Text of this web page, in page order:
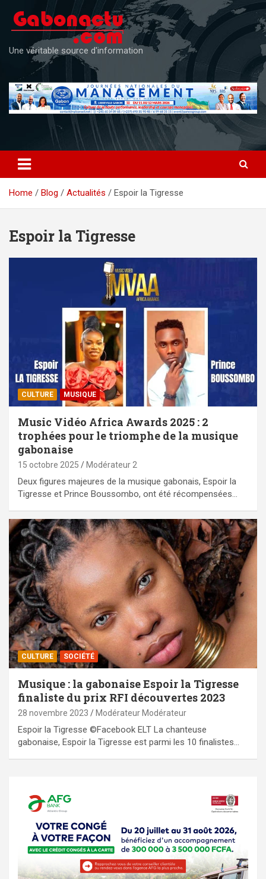
content
Une véritable source d'information
Home Blog Actualités Espoir la Tigresse
Espoir la Tigresse
CULTURE MUSIQUE
Music Vidéo Africa Awards 2025 : 2
trophées pour le triomphe de la musique
gabonaise
15 octobre 2025 Modérateur 2
Deux figures majeures de la musique gabonais, Espoir la
Tigresse et Prince Boussombo, ont été récompensées…
CULTURE SOCIÉTÉ
Musique : la gabonaise Espoir la Tigresse
finaliste du prix RFI découvertes 2023
28 novembre 2023 Modérateur Modérateur
Espoir la Tigresse ©Facebook ELT La chanteuse
gabonaise, Espoir la Tigresse est parmi les 10 finalistes…